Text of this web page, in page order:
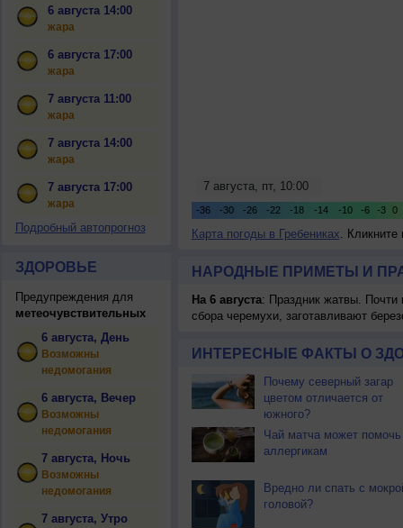
6 августа 14:00
жара
6 августа 17:00
жара
7 августа 11:00
жара
7 августа 14:00
жара
7 августа 17:00
жара
Подробный автопрогноз
ЗДОРОВЬЕ
Предупреждения для
метеочувствительных
6 августа, День
Возможны
недомогания
6 августа, Вечер
Возможны
недомогания
7 августа, Ночь
Возможны
недомогания
7 августа, Утро
Карта погоды в Гребениках. Кликните
НАРОДНЫЕ ПРИМЕТЫ И
На 6 августа: Праздник жатвы. Почти
сбора черемухи, заготавливают
ИНТЕРЕСНЫЕ ФАКТЫ О
Почему северный загар
цветом отличается от
южного?
Чай матча может помочь
аллергикам
Вредно ли спать с
головой?